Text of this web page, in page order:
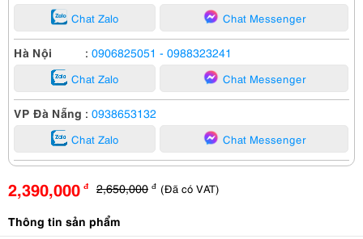
Chat Zalo Chat Messenger
Hà Nội : 0906825051 - 0988323241
Chat Zalo Chat Messenger
VP Đà Nẵng : 0938653132
Chat Zalo Chat Messenger
2,390,000 đ 2,650,000 đ (Đã có VAT)
Thông tin sản phẩm